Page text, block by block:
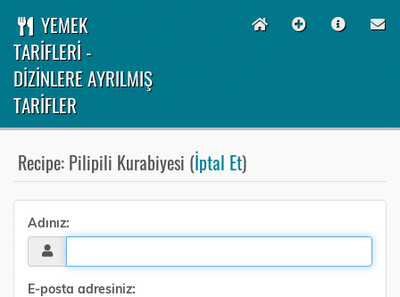
YEMEK
TARİFLERİ -
DİZİNLERE AYRILMIŞ
TARİFLER
Recipe: Pilipili Kurabiyesi (İptal Et)
Adınız:
E-posta adresiniz: